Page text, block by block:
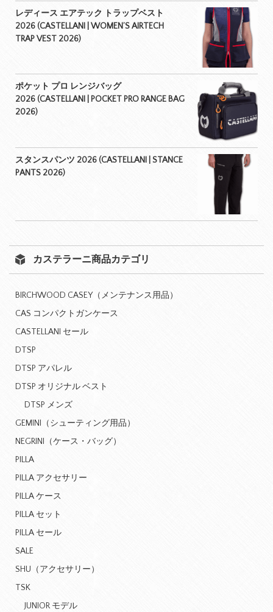
レディース エアテック トラップベスト
2026 (CASTELLANI | WOMEN’S AIRTECH
TRAP VEST 2026)
ポケット プロ レンジバッグ
2026 (CASTELLANI | POCKET PRO RANGE BAG
2026)
スタンスパンツ 2026 (CASTELLANI | STANCE
PANTS 2026)
カステラーニ商品カテゴリ
BIRCHWOOD CASEY（メンテナンス用品）
CAS コンパクトガンケース
CASTELLANI セール
DTSP
DTSP アパレル
DTSP オリジナル ベスト
DTSP メンズ
GEMINI（シューティング用品）
NEGRINI（ケース・バッグ）
PILLA
PILLA アクセサリー
PILLA ケース
PILLA セット
PILLA セール
SALE
SHU（アクセサリー）
TSK
JUNIOR モデル